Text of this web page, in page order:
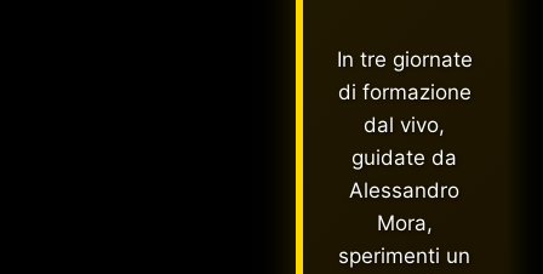
In tre giornate
di formazione
dal vivo,
guidate da
Alessandro
Mora,
sperimenti un